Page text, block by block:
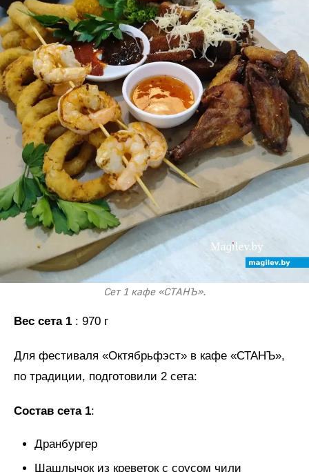
Сет 1 кафе «СТАНЪ».
Вес сета 1 : 970 г
Для фестиваля «Октябрьфэст» в кафе «СТАНЪ»,
по традиции, подготовили 2 сета:
Состав сета 1:
Дранбургер
Шашлычок из креветок с соусом чили